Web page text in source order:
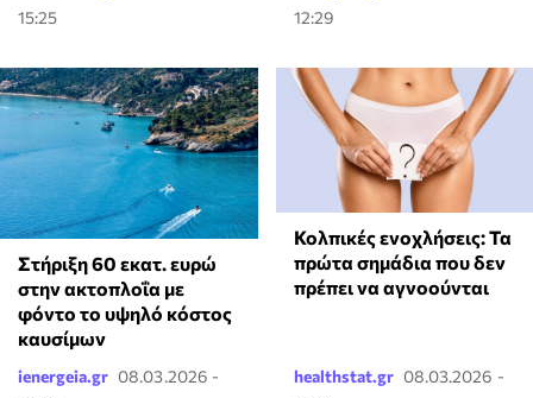
15:25
12:29
Στήριξη 60 εκατ. ευρώ
στην ακτοπλοΐα με
φόντο το υψηλό κόστος
καυσίμων
ienergeia.gr 08.03.2026 -
Κολπικές ενοχλήσεις: Τα
πρώτα σημάδια που δεν
πρέπει να αγνοούνται
healthstat.gr 08.03.2026 -